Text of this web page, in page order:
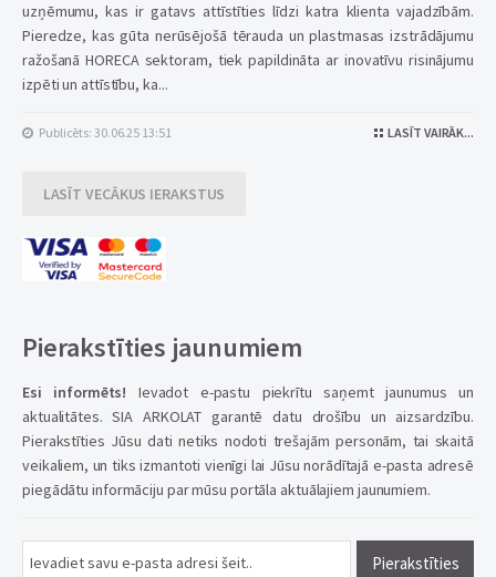
uzņēmumu, kas ir gatavs attīstīties līdzi katra klienta vajadzībām.
Pieredze, kas gūta nerūsējošā tērauda un plastmasas izstrādājumu
ražošanā HORECA sektoram, tiek papildināta ar inovatīvu risinājumu
izpēti un attīstību, ka...
Publicēts: 30.06.25 13:51 LASĪT VAIRĀK...
LASĪT VECĀKUS IERAKSTUS
Pierakstīties jaunumiem
Esi informēts! Ievadot e-pastu piekrītu saņemt jaunumus un
aktualitātes. SIA ARKOLAT garantē datu drošību un aizsardzību.
Pierakstīties Jūsu dati netiks nodoti trešajām personām, tai skaitā
veikaliem, un tiks izmantoti vienīgi lai Jūsu norādītajā e-pasta adresē
piegādātu informāciju par mūsu portāla aktuālajiem jaunumiem.
Pierakstīties